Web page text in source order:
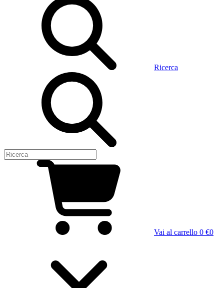
Ricerca
Vai al carrello 0 €0